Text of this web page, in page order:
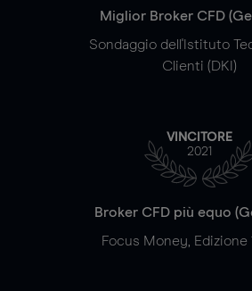
Miglior Broker CFD
Sondaggio dell'Istituto
Clienti (DKI)
VINCITORE
2021
Broker CFD più equo
Focus Money, Edizione